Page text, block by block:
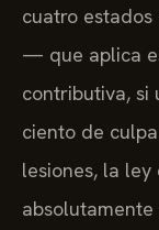
cuatro
— que aplica
contributiva, si
ciento de
lesiones, la